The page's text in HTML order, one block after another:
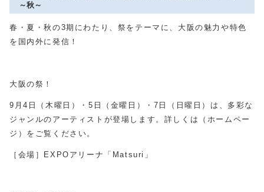
～秋～
春・夏・秋の3期にわたり、祭をテーマに、大阪の魅力や特色
を国内外に発信！
大阪の祭！
9月4日（木曜日）・5日（金曜日）・7日（日曜日）は、多彩な
ジャンルのアーティストが登場します。詳しくは（ホームペー
ジ）をご覧ください。
［会場］EXPOアリーナ「Matsuri」